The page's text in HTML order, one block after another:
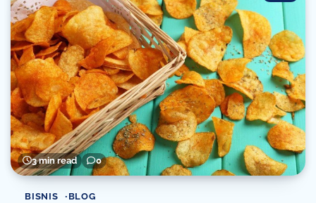
3 min read 0
BISNIS BLOG